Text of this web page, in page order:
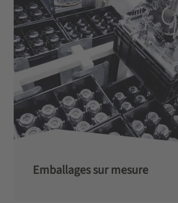
Emballages sur mesure